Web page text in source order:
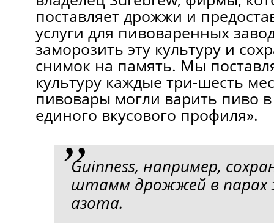
поставляет дрожжи и
услуги для пивоваренных
заморозить эту культуру и
снимок на память. Мы
культуру каждые три-шесть
пивовары мoгли варить пиво
единого вкусового профиля».
Guinness, например,
штамм дрожжей в пaрах
азота.